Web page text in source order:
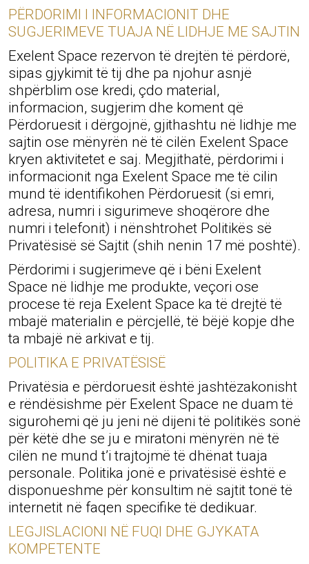
PËRDORIMI I INFORMACIONIT DHE
SUGJERIMEVE TUAJA NË LIDHJE ME SAJTIN
Exelent Space rezervon të drejtën të përdorë,
sipas gjykimit të tij dhe pa njohur asnjë
shpërblim ose kredi, çdo material,
informacion, sugjerim dhe koment që
Përdoruesit i dërgojnë, gjithashtu në lidhje me
sajtin ose mënyrën në të cilën Exelent Space
kryen aktivitetet e saj. Megjithatë, përdorimi i
informacionit nga Exelent Space me të cilin
mund të identifikohen Përdoruesit (si emri,
adresa, numri i sigurimeve shoqërore dhe
numri i telefonit) i nënshtrohet Politikës së
Privatësisë së Sajtit (shih nenin 17 më poshtë).
Përdorimi i sugjerimeve që i bëni Exelent
Space në lidhje me produkte, veçori ose
procese të reja Exelent Space ka të drejtë të
mbajë materialin e përcjellë, të bëjë kopje dhe
ta mbajë në arkivat e tij.
POLITIKA E PRIVATËSISË
Privatësia e përdoruesit është jashtëzakonisht
e rëndësishme për Exelent Space ne duam të
sigurohemi që ju jeni në dijeni të politikës sonë
për këtë dhe se ju e miratoni mënyrën në të
cilën ne mund t’i trajtojmë të dhënat tuaja
personale. Politika jonë e privatësisë është e
disponueshme për konsultim në sajtit tonë të
internetit në faqen specifike të dedikuar.
LEGJISLACIONI NË FUQI DHE GJYKATA
KOMPETENTE